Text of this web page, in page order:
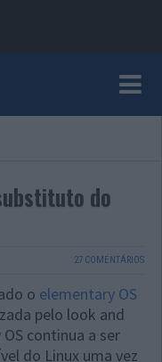
do
27 COMENTÁRIOS
o elementary OS
pelo look and
continua a ser
do Linux uma vez